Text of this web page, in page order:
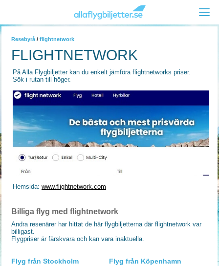
Resebyrå / flightnetwork
FLIGHTNETWORK
På Alla Flygbiljetter kan du enkelt jämföra flightnetworks priser.
Sök i rutan till höger.
Hemsida: www.flightnetwork.com
Billiga flyg med flightnetwork
Andra resenärer har hittat de här flygbiljetterna där flightnetwork var
billigast.
Flygpriser är färskvara och kan vara inaktuella.
Flyg från Stockholm Flyg från Köpenhamn